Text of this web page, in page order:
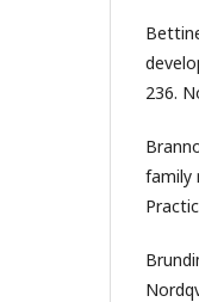
236.
family